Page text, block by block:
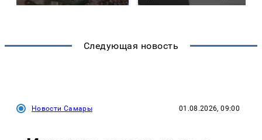
Следующая новость
Новости Самары 01.08.2026, 09:00